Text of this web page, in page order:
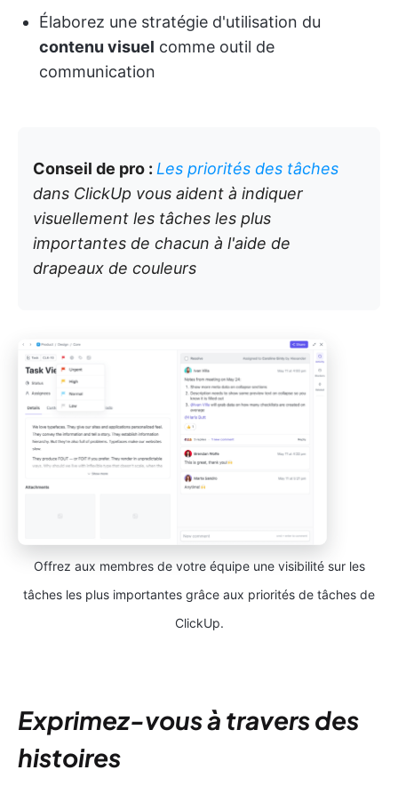
Élaborez une stratégie d'utilisation du
contenu visuel comme outil de
communication
Conseil de pro : Les priorités des tâches
dans ClickUp vous aident à indiquer
visuellement les tâches les plus
importantes de chacun à l'aide de
drapeaux de couleurs
Offrez aux membres de votre équipe une visibilité sur les
tâches les plus importantes grâce aux priorités de tâches de
ClickUp.
Exprimez-vous à travers des
histoires